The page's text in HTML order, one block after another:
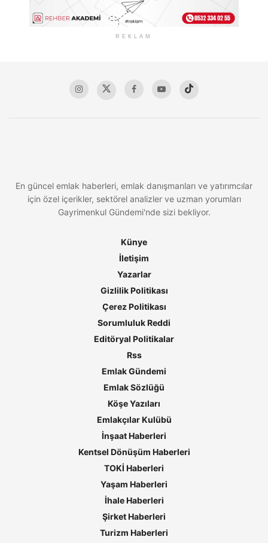
REKLAM
En güncel emlak haberleri, emlak danışmanları ve yatırımcılar
için özel içerikler, sektörel analizler ve uzman yorumları
Gayrimenkul Gündemi'nde sizi bekliyor.
Künye
İletişim
Yazarlar
Gizlilik Politikası
Çerez Politikası
Sorumluluk Reddi
Editöryal Politikalar
Rss
Emlak Gündemi
Emlak Sözlüğü
Köşe Yazıları
Emlakçılar Kulübü
İnşaat Haberleri
Kentsel Dönüşüm Haberleri
TOKİ Haberleri
Yaşam Haberleri
İhale Haberleri
Şirket Haberleri
Turizm Haberleri